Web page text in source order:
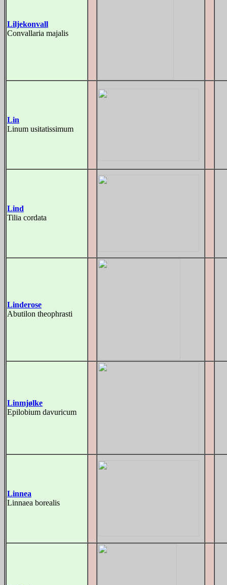
Liljekonvall
Convallaria majalis
Lin
Linum usitatissimum
Lind
Tilia cordata
Linderose
Abutilon theophrasti
Linmjølke
Epilobium davuricum
Linnea
Linnaea borealis